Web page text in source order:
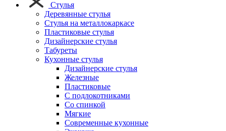
Стулья
Деревянные стулья
Стулья на металлокаркасе
Пластиковые стулья
Дизайнерские стулья
Табуреты
Кухонные стулья
Дизайнерские стулья
Железные
Пластиковые
С подлокотниками
Со спинкой
Мягкие
Современные кухонные